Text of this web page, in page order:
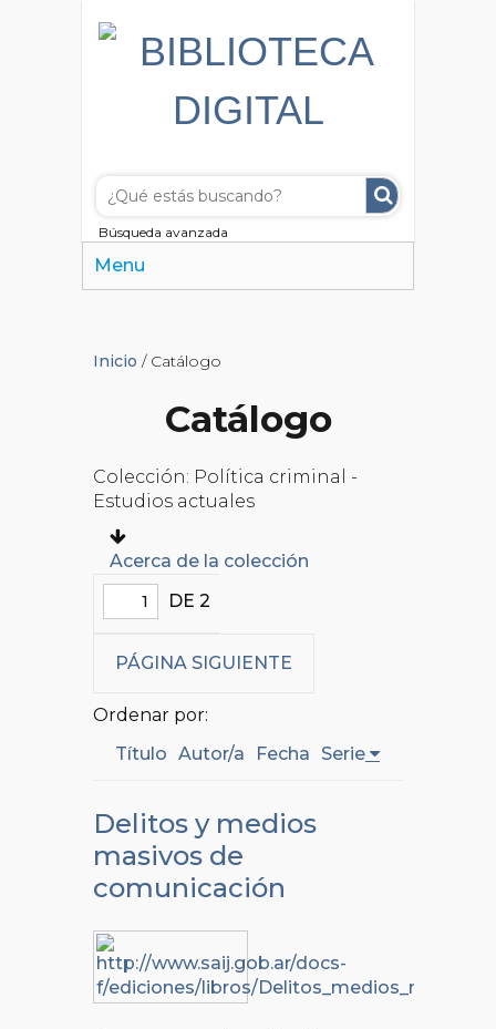
Búsqueda avanzada
Menu
Inicio / Catálogo
Catálogo
Colección: Política criminal -
Estudios actuales
Acerca de la colección
DE 2
PÁGINA SIGUIENTE
Ordenar por:
Título Autor/a Fecha Serie
Delitos y medios
masivos de
comunicación